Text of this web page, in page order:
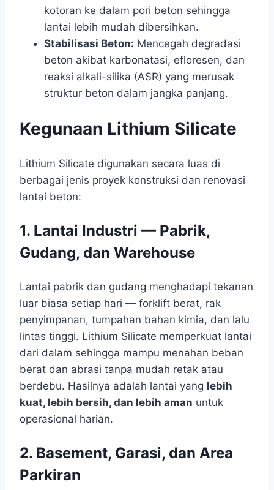
kotoran ke dalam pori beton sehingga
lantai lebih mudah dibersihkan.
Stabilisasi Beton: Mencegah degradasi
beton akibat karbonatasi, efloresen, dan
reaksi alkali-silika (ASR) yang merusak
struktur beton dalam jangka panjang.
Kegunaan Lithium Silicate
Lithium Silicate digunakan secara luas di
berbagai jenis proyek konstruksi dan renovasi
lantai beton:
1. Lantai Industri — Pabrik,
Gudang, dan Warehouse
Lantai pabrik dan gudang menghadapi tekanan
luar biasa setiap hari — forklift berat, rak
penyimpanan, tumpahan bahan kimia, dan lalu
lintas tinggi. Lithium Silicate memperkuat lantai
dari dalam sehingga mampu menahan beban
berat dan abrasi tanpa mudah retak atau
berdebu. Hasilnya adalah lantai yang lebih
kuat, lebih bersih, dan lebih aman untuk
operasional harian.
2. Basement, Garasi, dan Area
Parkiran